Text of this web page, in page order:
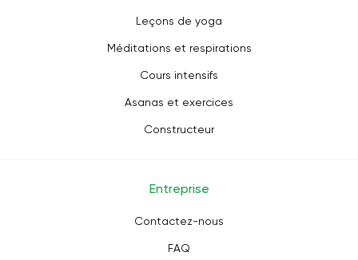
Leçons de yoga
Méditations et respirations
Cours intensifs
Asanas et exercices
Constructeur
Entreprise
Contactez-nous
FAQ